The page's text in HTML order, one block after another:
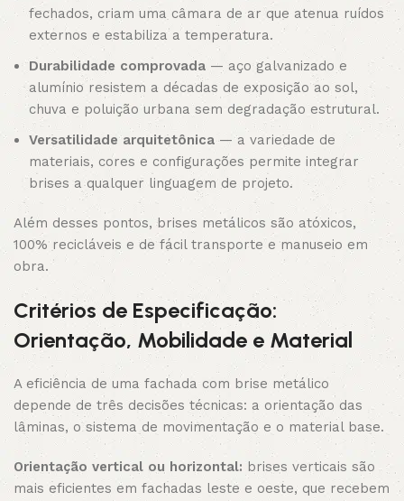
fechados, criam uma câmara de ar que atenua ruídos
externos e estabiliza a temperatura.
Durabilidade comprovada — aço galvanizado e
alumínio resistem a décadas de exposição ao sol,
chuva e poluição urbana sem degradação estrutural.
Versatilidade arquitetônica— a variedade de
materiais, cores e configurações permite integrar
brises a qualquer linguagem de projeto.
Além desses pontos, brises metálicos são atóxicos,
100% recicláveis e de fácil transporte e manuseio em
obra.
Critérios de Especificação:
Orientação, Mobilidade e Material
A eficiência de uma fachada com brise metálico
depende de três decisões técnicas: a orientação das
lâminas, o sistema de movimentação e o material base.
Orientação vertical ou horizontal: brises verticais são
mais eficientes em fachadas leste e oeste, que recebem